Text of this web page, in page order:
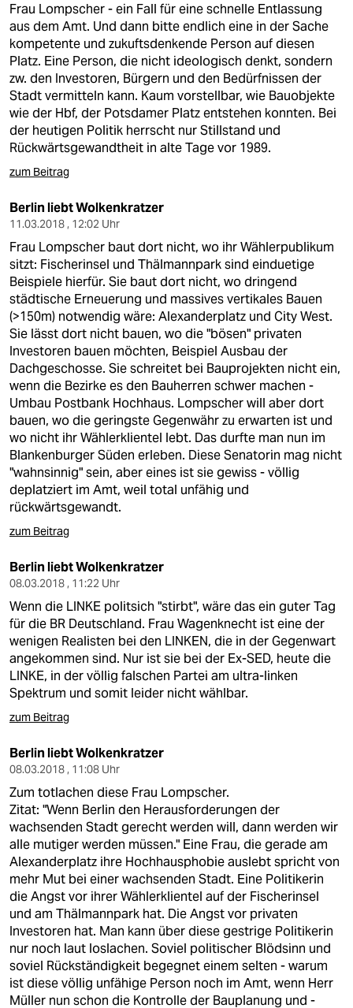
Frau Lompscher - ein Fall für eine schnelle Entlassung
aus dem Amt. Und dann bitte endlich eine in der Sache
kompetente und zukuftsdenkende Person auf diesen
Platz. Eine Person, die nicht ideologisch denkt, sondern
zw. den Investoren, Bürgern und den Bedürfnissen der
Stadt vermitteln kann. Kaum vorstellbar, wie Bauobjekte
wie der Hbf, der Potsdamer Platz entstehen konnten. Bei
der heutigen Politik herrscht nur Stillstand und
Rückwärtsgewandtheit in alte Tage vor 1989.
zum Beitrag
Berlin liebt Wolkenkratzer
11.03.2018 , 12:02 Uhr
Frau Lompscher baut dort nicht, wo ihr Wählerpublikum
sitzt: Fischerinsel und Thälmannpark sind einduetige
Beispiele hierfür. Sie baut dort nicht, wo dringend
städtische Erneuerung und massives vertikales Bauen
(>150m) notwendig wäre: Alexanderplatz und City West.
Sie lässt dort nicht bauen, wo die "bösen" privaten
Investoren bauen möchten, Beispiel Ausbau der
Dachgeschosse. Sie schreitet bei Bauprojekten nicht ein,
wenn die Bezirke es den Bauherren schwer machen -
Umbau Postbank Hochhaus. Lompscher will aber dort
bauen, wo die geringste Gegenwähr zu erwarten ist und
wo nicht ihr Wählerklientel lebt. Das durfte man nun im
Blankenburger Süden erleben. Diese Senatorin mag nicht
"wahnsinnig" sein, aber eines ist sie gewiss - völlig
deplatziert im Amt, weil total unfähig und
rückwärtsgewandt.
zum Beitrag
Berlin liebt Wolkenkratzer
08.03.2018 , 11:22 Uhr
Wenn die LINKE politsich "stirbt", wäre das ein guter Tag
für die BR Deutschland. Frau Wagenknecht ist eine der
wenigen Realisten bei den LINKEN, die in der Gegenwart
angekommen sind. Nur ist sie bei der Ex-SED, heute die
LINKE, in der völlig falschen Partei am ultra-linken
Spektrum und somit leider nicht wählbar.
zum Beitrag
Berlin liebt Wolkenkratzer
08.03.2018 , 11:08 Uhr
Zum totlachen diese Frau Lompscher.
Zitat: "Wenn Berlin den Herausforderungen der
wachsenden Stadt gerecht werden will, dann werden wir
alle mutiger werden müssen." Eine Frau, die gerade am
Alexanderplatz ihre Hochhausphobie auslebt spricht von
mehr Mut bei einer wachsenden Stadt. Eine Politikerin
die Angst vor ihrer Wählerklientel auf der Fischerinsel
und am Thälmannpark hat. Die Angst vor privaten
Investoren hat. Man kann über diese gestrige Politikerin
nur noch laut loslachen. Soviel politischer Blödsinn und
soviel Rückständigkeit begegnet einem selten - warum
ist diese völlig unfähige Person noch im Amt, wenn Herr
Müller nun schon die Kontrolle der Bauplanung und -